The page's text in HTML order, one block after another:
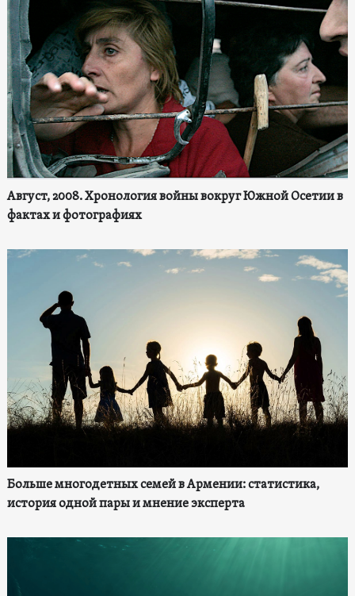
Август, 2008. Хронология войны вокруг Южной Осетии в
фактах и фотографиях
Больше многодетных семей в Армении: статистика,
история одной пары и мнение эксперта